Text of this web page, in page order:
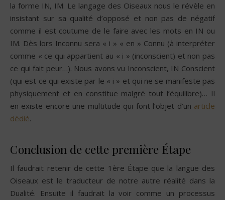
la forme IN, IM. Le langage des Oiseaux nous le révèle en
insistant sur sa qualité d’opposé et non pas de négatif
comme il est coutume de le faire avec les mots en IN ou
IM. Dès lors Inconnu sera « i » « en » Connu (à interpréter
comme « ce qui appartient au « i » (inconscient) et non pas
ce qui fait peur…). Nous avons vu Inconscient, IN Conscient
(qui est ce qui existe par le « i » et qui ne se manifeste pas
physiquement et en constitue malgré tout l’équilibre)… Il
en existe encore une multitude qui font l’objet d’un article
dédié.
Conclusion de cette première Étape
Il faudrait retenir de cette 1ère Étape que la langue des
Oiseaux est le traducteur de notre autre réalité dans la
Dualité. Ensuite il faudrait la voir comme un processus